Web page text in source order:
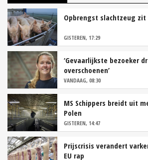
Opbrengst slachtzeug
GISTEREN, 17:29
‘Gevaarlijkste bezoeker
overschoenen’
VANDAAG, 08:30
MS Schippers breidt uit
Polen
GISTEREN, 14:47
Prijscrisis verandert
EU rap